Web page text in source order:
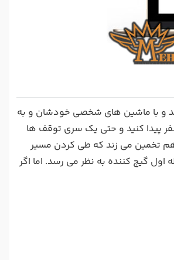
و با ماشین های شخصی خودشان و به
پیدا کنید و حتی یک سری توقف ها
هم تخمین می زند که طی کردن مسیر
گیج کننده به نظر می رسد. اما اگر